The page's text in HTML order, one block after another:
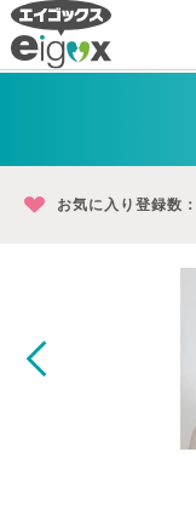
お気に入り登録数：